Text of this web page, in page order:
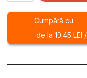
Cumpără cu
de la 10.45 LEI